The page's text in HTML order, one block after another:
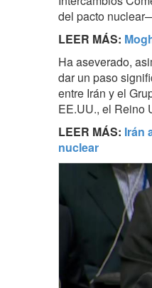
del pacto
LEER MÁS:
Ha aseverado,
dar un paso
entre Irán y el
EE.UU., el Reino
LEER MÁS: Irán
nuclear